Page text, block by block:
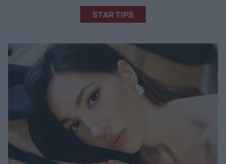
STAR TIPS